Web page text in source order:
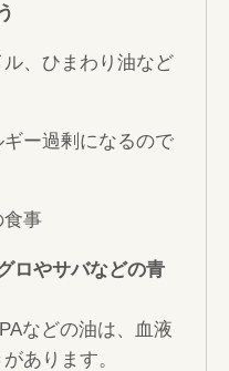
、ひまわり油など
ー過剰になるので
事
ロやサバなどの青
などの油は、血液
あります。